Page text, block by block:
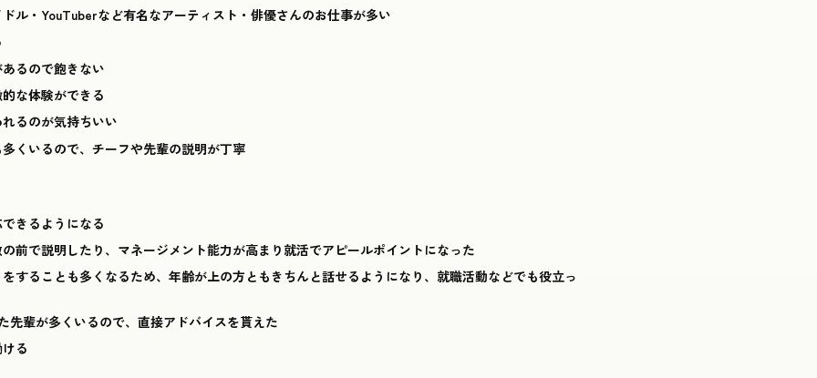
ル・YouTuberなど有名なアーティスト・俳優さんのお仕事が多い
るので飽きない
な体験ができる
るのが気持ちいい
くいるので、チーフや先輩の説明が丁寧
きるようになる
前で説明したり、マネージメント能力が高まり就活でアピールポイントになった
することも多くなるため、年齢が上の方ともきちんと話せるようになり、就職活動などでも役立っ
先輩が多くいるので、直接アドバイスを貰えた
る